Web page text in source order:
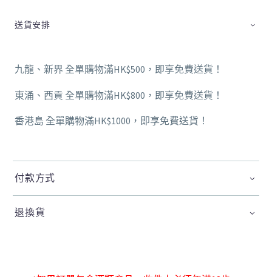
送貨安排
九龍、新界 全單購物滿HK$500，即享免費送貨！
東涌、西貢 全單購物滿HK$800，即享免費送貨！
香港島 全單購物滿HK$1000，即享免費送貨！
付款方式
退換貨